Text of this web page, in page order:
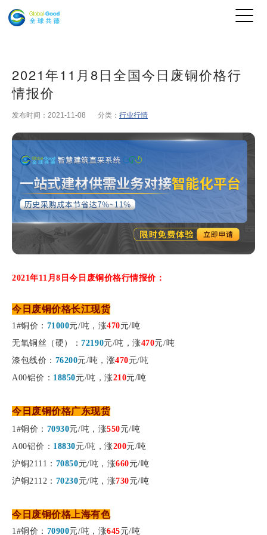
2021年11月8日全国今日废铜价格行
情报价
发布时间：2021-11-08 分类： 行业行情
2021年11月8日今日废铜价格行情报价：
今日废铜价格长江现货
1#铜价： 71000元/吨， 涨470元/吨
无氧铜丝（硬）：72190元/吨，涨470元/吨
漆包线价： 76200元/吨 ， 涨470元/吨
A00铝价： 18850元/吨，涨210元/吨
今日废铜价格广东现货
1#铜价： 70930元/吨， 涨550元/吨
A00铝价： 18830元/吨，涨200元/吨
沪铜2111 ： 70850元/吨， 涨660元/吨
沪铜2112： 70230元/吨， 涨730元/吨
今日废铜价格上海有色
1#铜价： 70900元/吨， 涨645元/吨